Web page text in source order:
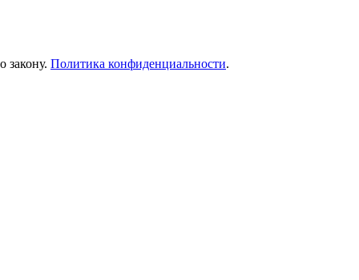
закону. Политика конфиденциальности.